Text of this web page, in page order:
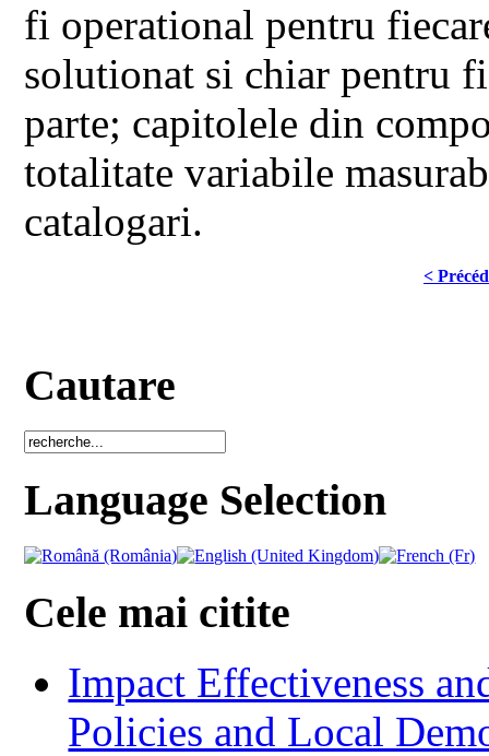
fi operational pentru
solutionat si chiar pentru
parte; capitolele din
totalitate variabile
catalogari.
<
Cautare
Language Selection
Cele mai citite
Impact Effectiveness
Policies and Local